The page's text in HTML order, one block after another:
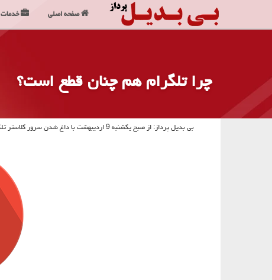
چرا تلگرام هم چنان قطع است؟
بی بدیل پرداز: از صبح یكشنبه 9 اردیبهشت با داغ شدن سرور كلاستر تلگرام در آمستردام و قطعی برق آن كاربران این پیام رسان با مشكل رو به رو شده اند.
صفحه اصلی خدمات